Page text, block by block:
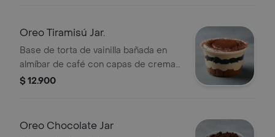
Oreo Tiramisú Jar.
Base de torta de vainilla bañada en
almíbar de café con capas de crema
y Oreo triturada.
$ 12.900
Oreo Chocolate Jar